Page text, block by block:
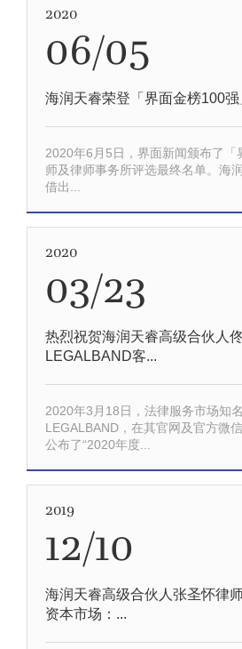
2020
06/05
海润天睿荣登「界面金榜100强
2020年6月5日，界面新闻颁布了「
师及律师事务所评选最终名单。海
借出...
2020
03/23
热烈祝贺海润天睿高级合伙人
LEGALBAND客...
2020年3月18日，法律服务市场知
LEGALBAND，在其官网及官方微
公布了“2020年度...
2019
12/10
海润天睿高级合伙人张圣怀律
资本市场：...